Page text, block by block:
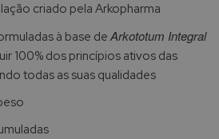
criado pela Arkopharma
à base de Arkototum Integral
100% dos princípios ativos das
todas as suas qualidades